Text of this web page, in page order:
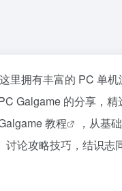
里拥有丰富的 PC 单机
Galgame 的分享，
教程
，从基
论攻略技巧，结识志